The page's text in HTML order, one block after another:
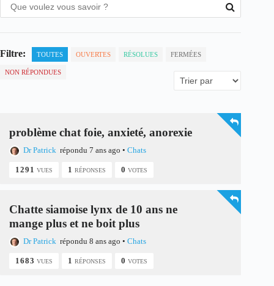
Filtre: TOUTES OUVERTES RÉSOLUES FERMÉES
NON RÉPONDUES
problème chat foie, anxieté, anorexie
Dr Patrick répondu 7 ans ago • Chats
1291 VUES 1 RÉPONSES 0 VOTES
Chatte siamoise lynx de 10 ans ne
mange plus et ne boit plus
Dr Patrick répondu 8 ans ago • Chats
1683 VUES 1 RÉPONSES 0 VOTES